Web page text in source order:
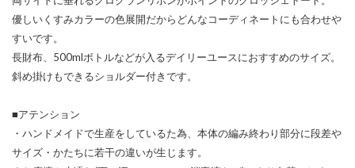
優しいくすみカラーの色展開だからどんなコーディネートにも合わせや
すいです。
長財布、500mlボトルなどが入るデイリーユースにおすすめのサイズ。
斜め掛けもできるショルダー付きです。
■アテンション
・ハンドメイドで生産をしているた為、本体の編み終わり部分に段差や
サイズ・かたちに若干の違いが生じます。